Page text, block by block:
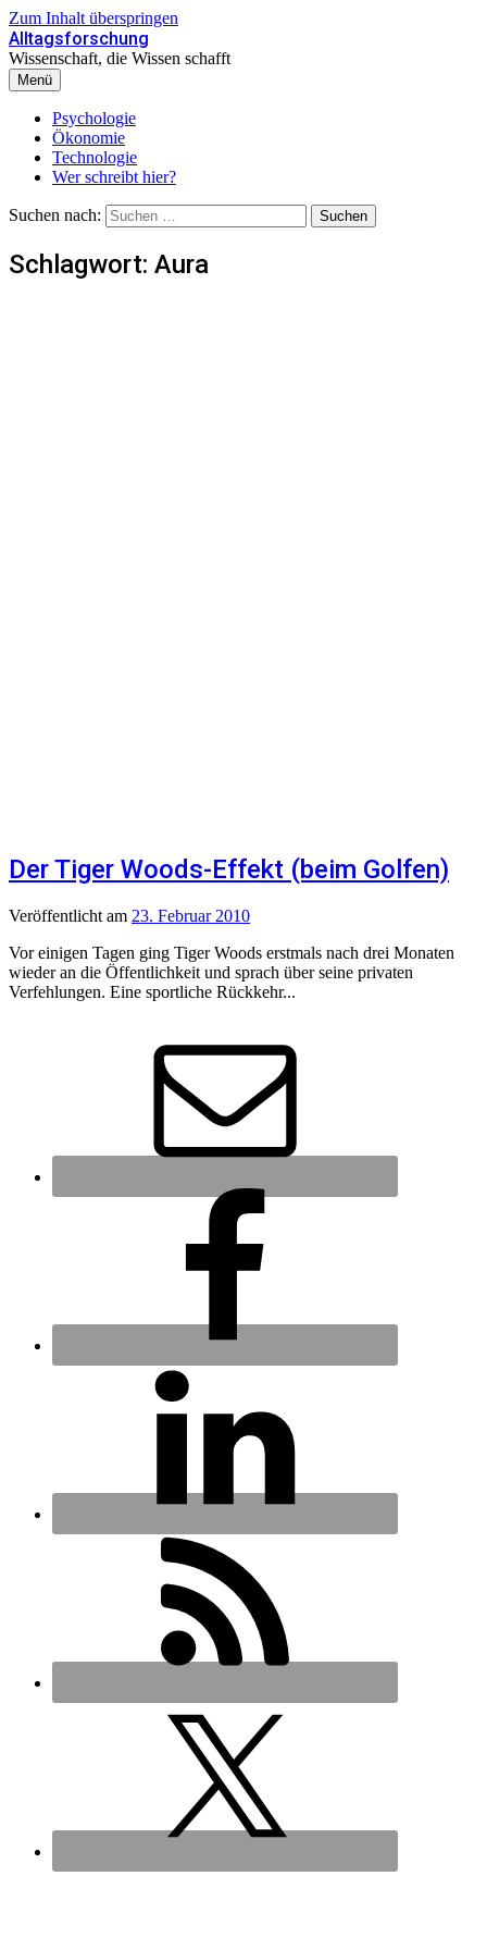
Zum Inhalt überspringen
Alltagsforschung
Wissenschaft, die Wissen schafft
Menü
Psychologie
Ökonomie
Technologie
Wer schreibt hier?
Suchen nach:
Schlagwort: Aura
Der Tiger Woods-Effekt (beim Golfen)
Veröffentlicht am 23. Februar 2010
Vor einigen Tagen ging Tiger Woods erstmals nach drei Monaten
wieder an die Öffentlichkeit und sprach über seine privaten
Verfehlungen. Eine sportliche Rückkehr...